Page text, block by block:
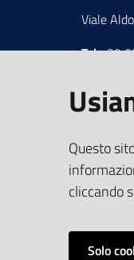
Viale
Tel+39
e-mail:
Partita Iva
Questo
cliccando
Solo